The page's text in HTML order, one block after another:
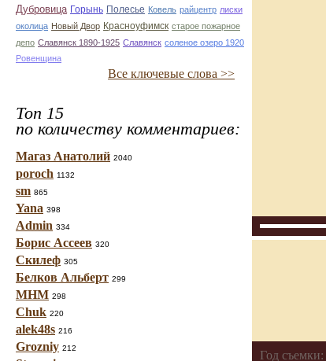
Дубровица Горынь Полесье Ковель райцентр лиски
околица Новый Двор Красноуфимск старое пожарное
депо Славянск 1890-1925 Славянск соленое озеро 1920
Ровенщина
Все ключевые слова >>
Топ 15
по количеству комментариев:
Магаз Анатолий 2040
poroch 1132
sm 865
Yana 398
Admin 334
Борис Ассеев 320
Скилеф 305
Белков Альберт 299
МНМ 298
Chuk 220
alek48s 216
Grozniy 212
Год съемки: